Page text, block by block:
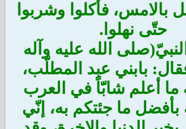
بالامس، فأكلوا وشربوا
حتّى نهلوا.
الله عليه وآله
بابني عبد المطلّب،
ما أعلم شابّاً في العرب
بأفضل ما جئتكم به، إنّي